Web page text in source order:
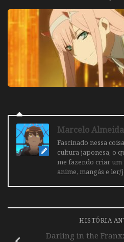
Marcelo Almeida
Fascinado nessa
cultura japonesa, o
me fazendo criar um
anime, mangás e
HISTÓRIA
Darling in the